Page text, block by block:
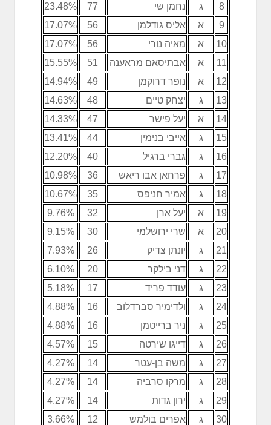
23.48%
77 נחמן שי ג
8
17.07%
56 אליס גודלמן א
9
17.07%
56 מאיה נורי א
10
15.55%
51 אבתיסאם מראענה א
11
14.94%
49 נופר דרוקמן א
12
14.63%
48 יצחק טיים ג
13
14.33%
47 יעל פישר א
14
13.41%
44 אייבי בנימין ג
15
12.20%
40 גברי ברגיל ג
16
10.98%
36 פרחאן אבו ריאש ג
17
10.67%
35 אמיר חניפס ג
18
9.76%
32 יעל ארן א
19
9.15%
30 שרי ירושלמי א
20
7.93%
26 יונתן צדיק ג
21
6.10%
20 דני בילקר ג
22
5.18%
17 עודד פריד ג
23
4.88%
16 ולדימיר סברדלוב ג
24
4.88%
16 ניר ברייטמן ג
25
4.57%
15 דייגו שירטה ג
26
4.27%
14 משה בן-עטר ג
27
4.27%
14 מרקו סרביה ג
28
4.27%
14 ירון גדות ג
29
3.66%
12 אפרים בולמש ג
30